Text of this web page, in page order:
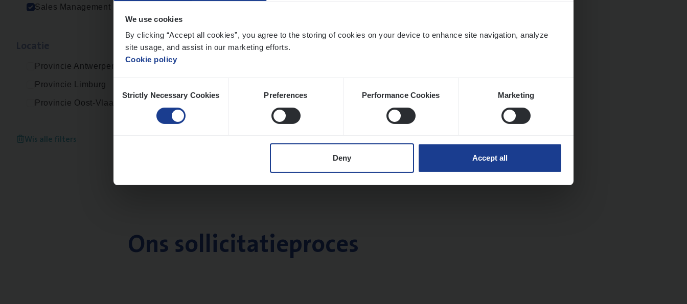
We use cookies
By clicking “Accept all cookies”, you agree to the storing of cookies on your device to enhance site navigation, analyze
site usage, and assist in our marketing efforts.
Cookie policy
Selection
Strictly Necessary Cookies Preferences Performance Cookies Marketing
Deny Accept all
Sales Management
Provincie Antwerpen
Provincie Limburg
Provincie Oost-Vlaanderen
Wis alle filters
Ons sollicitatieproces